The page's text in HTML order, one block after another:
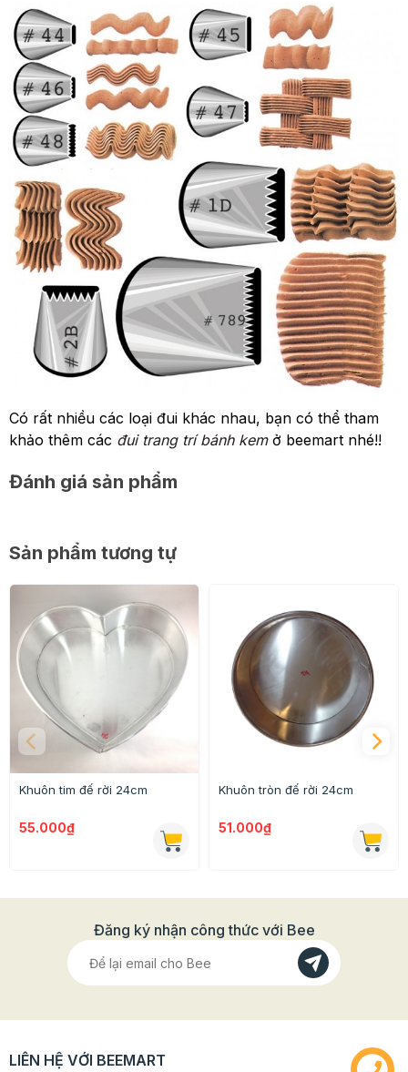
Có rất nhiều các loại đui khác nhau, bạn có thể tham
khảo thêm các đui trang trí bánh kemở beemart nhé!!
Đánh giá sản phẩm
Sản phẩm tương tự
Khuôn tim đế rời 24cm
55.000₫
Khuôn tròn đế rời 24cm
51.000₫
Đăng ký nhận công thức với Bee
LIÊN HỆ VỚI BEEMART